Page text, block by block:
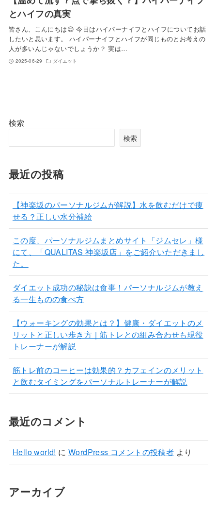
とハイフの真実
皆さん、こんにちは😊 今日はハイパーナイフとハイフについてお話
したいと思います。 ハイパーナイフとハイフが同じものとお考えの
人が多いんじゃないでしょうか？ 実は…
2025-06-29 ダイエット
検索
検索
最近の投稿
【神楽坂のパーソナルジムが解説】水を飲むだけで痩
せる？正しい水分補給
この度、パーソナルジムまとめサイト「ジムセレ」様
にて、「QUALITAS 神楽坂店」をご紹介いただきまし
た。
ダイエット成功の秘訣は食事！パーソナルジムが教え
る一生ものの食べ方
【ウォーキングの効果とは？】健康・ダイエットのメ
リットと正しい歩き方｜筋トレとの組み合わせも現役
トレーナーが解説
筋トレ前のコーヒーは効果的？カフェインのメリット
と飲むタイミングをパーソナルトレーナーが解説
最近のコメント
Hello world! に WordPress コメントの投稿者 より
アーカイブ